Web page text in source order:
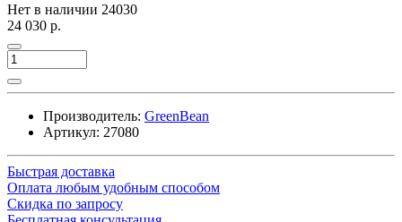
Нет в наличии 24030
24 030 р.
Производитель: GreenBean
Артикул: 27080
Быстрая доставка
Оплата любым удобным способом
Скидка по запросу